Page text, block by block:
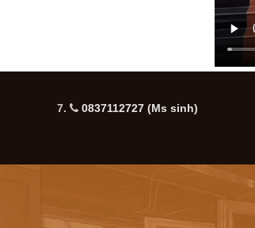
7. 0837112727 (Ms sinh)